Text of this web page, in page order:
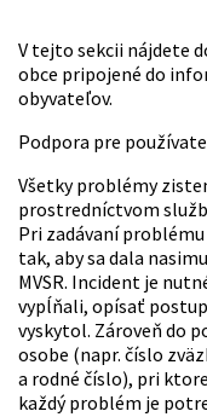
V tejto sekcii nájdete
obce pripojené do
obyvateľov.
Podpora pre
Všetky problémy
prostredníctvom
Pri zadávaní
tak, aby sa dala
MVSR. Incident je
vypĺňali, opísať
vyskytol. Zároveň do
osobe (napr. číslo
a rodné číslo), pri
každý problém je